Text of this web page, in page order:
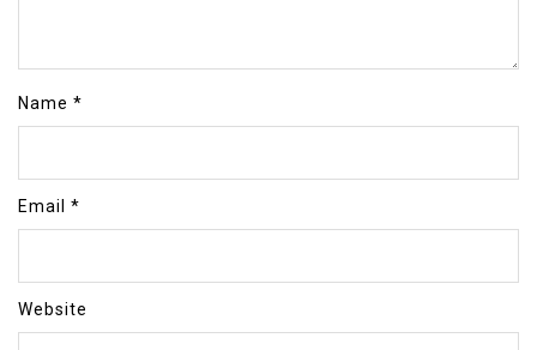
Name *
Email *
Website